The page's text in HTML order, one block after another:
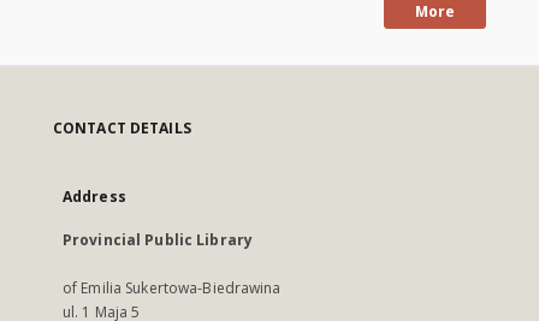
More
CONTACT DETAILS
Address
Provincial Public Library
of Emilia Sukertowa-Biedrawina
ul. 1 Maja 5